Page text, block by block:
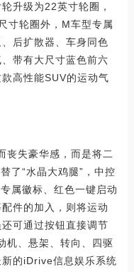
升级为22英寸轮圈，
寸轮圈外，M车型专属
后扩散器、车身同色
带有大尺寸蓝色前六
高性能SUV的运动气
失豪华感，而是将二
了“水晶大鸡腿”，中控
属徽标、红色一键启动
件的加入，则将运动
可通过按钮直接调节
机、悬架、转向、四驱
的iDrive信息娱乐系统